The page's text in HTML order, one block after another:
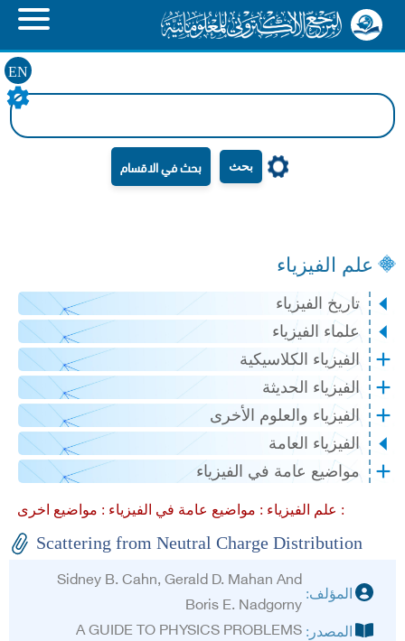
EN
بحث
علم الفيزياء
تاريخ الفيزياء
علماء الفيزياء
الفيزياء الكلاسيكية
الفيزياء الحديثة
الفيزياء والعلوم الأخرى
الفيزياء العامة
مواضيع عامة في الفيزياء
علم الفيزياء : مواضيع عامة في الفيزياء : مواضيع اخرى :
Scattering from Neutral Charge Distribution
المؤلف:
Sidney B. Cahn, Gerald D. Mahan And
Boris E. Nadgorny
المصدر: A GUIDE TO PHYSICS PROBLEMS